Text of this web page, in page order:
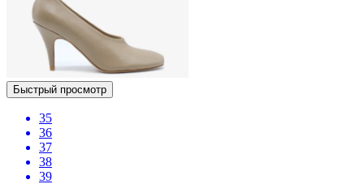
Быстрый просмотр
35
36
37
38
39